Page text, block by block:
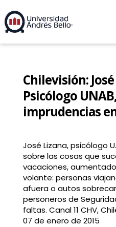
Chilevisión:
Psicólogo
imprudencias
José Lizana, psicólogo
sobre las cosas que
vacaciones,
volante: personas
afuera o autos
personeros de
faltas. Canal 11 CHV,
07 de enero de 2015